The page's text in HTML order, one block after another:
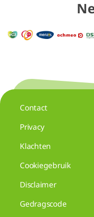
Contact
Privacy
Klachten
Cookiegebruik
Disclaimer
Gedragscode